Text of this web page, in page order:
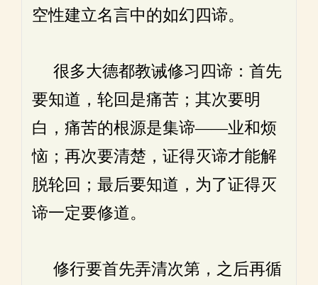
空性建立名言中的如幻四谛。
很多大德都教诫修习四谛：首先
要知道，轮回是痛苦；其次要明
白，痛苦的根源是集谛——业和烦
恼；再次要清楚，证得灭谛才能解
脱轮回；最后要知道，为了证得灭
谛一定要修道。
修行要首先弄清次第，之后再循